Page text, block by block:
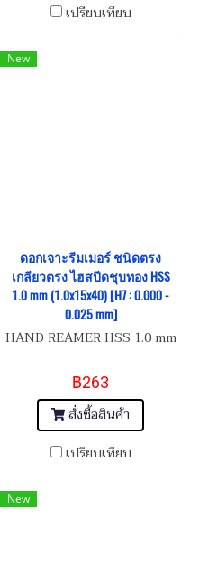
เปรียบเทียบ
New
ดอกเจาะรีมเมอร์ ชนิดตรง
เกลียวตรง ไฮสปีดชุบทอง HSS
1.0 mm (1.0x15x40) [H7 : 0.000 -
0.025 mm]
HAND REAMER HSS 1.0 mm
฿263
สั่งซื้อสินค้า
เปรียบเทียบ
New